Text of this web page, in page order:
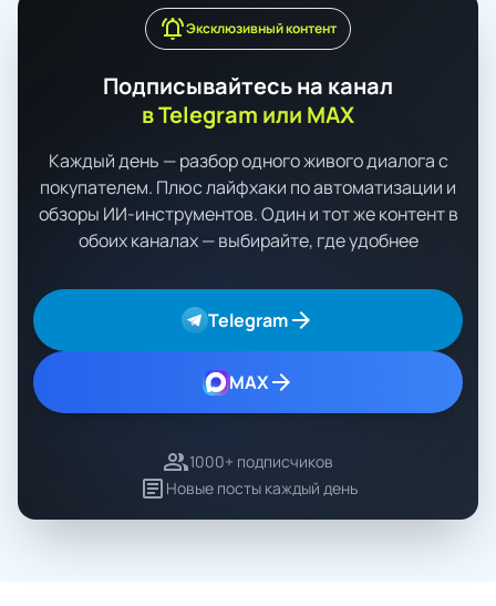
notifications_activeЭксклюзивный контент
Подписывайтесь на канал
в Telegram или MAX
Каждый день — разбор одного живого диалога с
покупателем. Плюс лайфхаки по автоматизации и
обзоры ИИ-инструментов. Один и тот же контент в
обоих каналах — выбирайте, где удобнее
Telegramarrow_forward
MAXarrow_forward
group1000+ подписчиков
article Новые посты каждый день